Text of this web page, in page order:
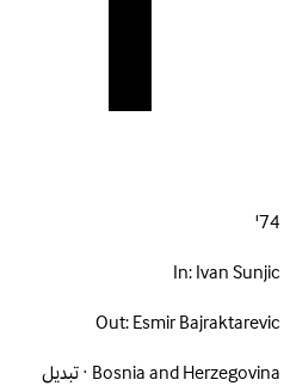
74'
In:Ivan Sunjic
Out:Esmir Bajraktarevic
Bosnia and Herzegovina · تبديل